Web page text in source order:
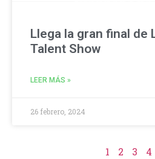
Llega la gran final de
Talent Show
LEER MÁS »
26 febrero, 2024
1 2 3 4